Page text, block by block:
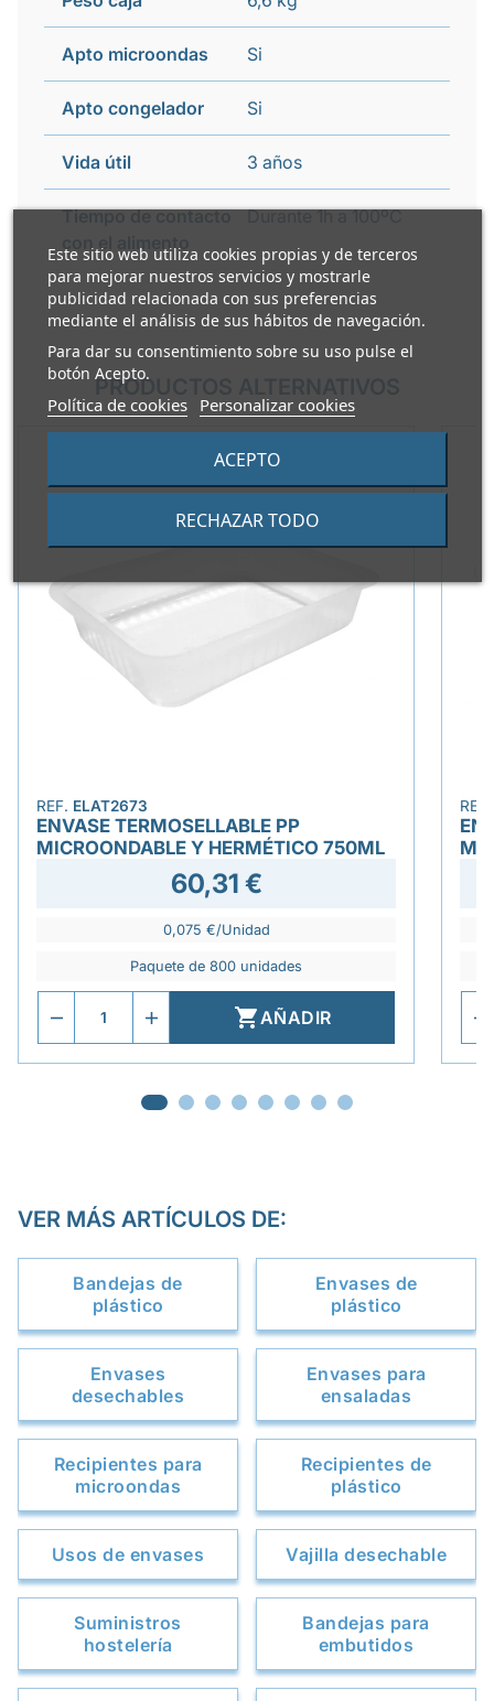
Este sitio web utiliza cookies propias y de terceros
para mejorar nuestros servicios y mostrarle
publicidad relacionada con sus preferencias
mediante el análisis de sus hábitos de navegación.
Para dar su consentimiento sobre su uso pulse el
botón Acepto.
Política de cookies Personalizar cookies
RECHAZAR TODO
ACEPTO
Apto microondas Si
Apto congelador Si
Vida útil 3 años
Tiempo de contacto
con el alimento
Durante 1h a 100ºC
PRODUCTOS ALTERNATIVOS
REF. ELAT2673
ENVASE TERMOSELLABLE PP
MICROONDABLE Y HERMÉTICO 750ML
60,31 €
0,075 €/Unidad
Paquete de 800 unidades
AÑADIR
VER MÁS ARTÍCULOS DE:
Bandejas de
plástico
Envases de
plástico
Envases
desechables
Envases para
ensaladas
Recipientes para
microondas
Recipientes de
plástico
Usos de envases Vajilla desechable
Suministros
hostelería
Bandejas para
embutidos